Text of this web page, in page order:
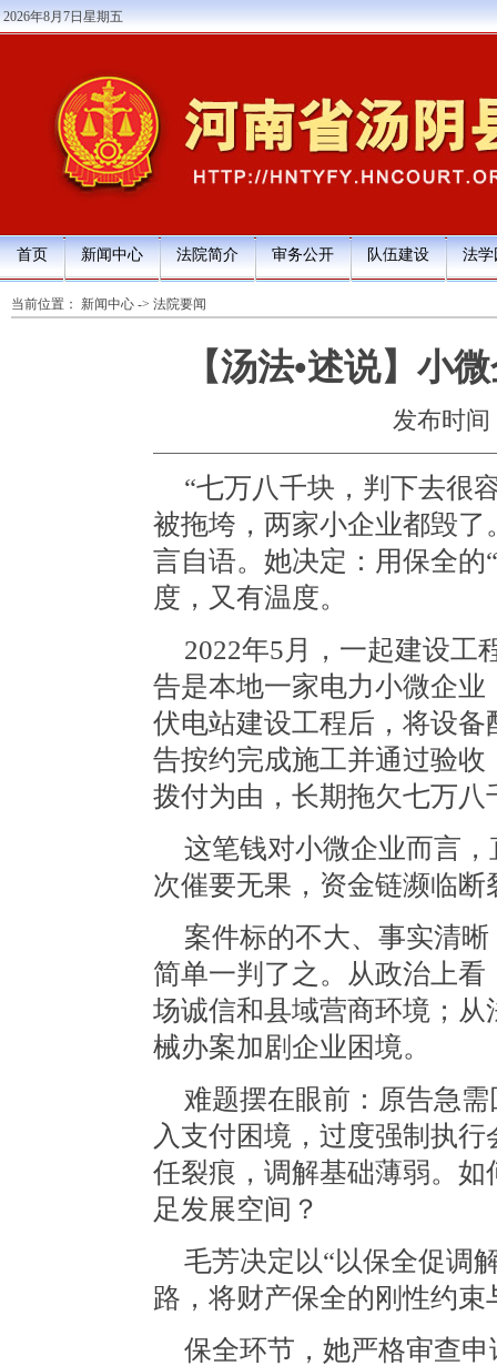
2026年8月7日星期五
首页 新闻中心 法院简介 审务公开 队伍建设 法学
当前位置： 新闻中心 -> 法院要闻
【汤法•述说】小
发布时间
“七万八千块，判下去很
被拖垮，两家小企业都毁
言自语。她决定：用保全的
度，又有温度。
2022年5月，一起建设工
告是本地一家电力小微企
伏电站建设工程后，将设
告按约完成施工并通过验
拨付为由，长期拖欠七万八
这笔钱对小微企业而言
次催要无果，资金链濒临
案件标的不大、事实清
简单一判了之。从政治上
场诚信和县域营商环境；
械办案加剧企业困境。
难题摆在眼前：原告急
入支付困境，过度强制执
任裂痕，调解基础薄弱。
足发展空间？
毛芳决定以“以保全促调
路，将财产保全的刚性约
保全环节，她严格审查